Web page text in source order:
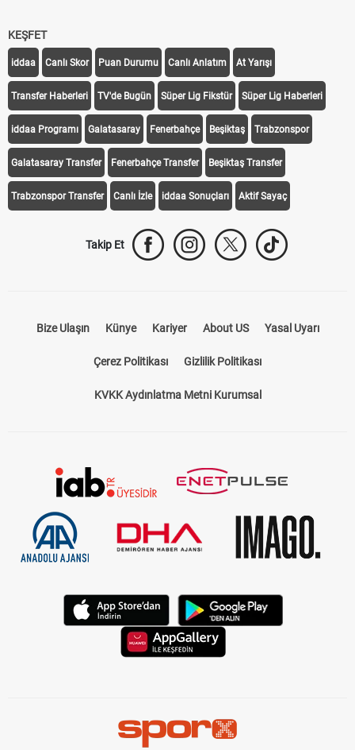
KEŞFET
iddaa Canlı Skor Puan Durumu Canlı Anlatım At Yarışı
Transfer Haberleri TV'de Bugün Süper Lig Fikstür Süper Lig Haberleri
iddaa Programı Galatasaray Fenerbahçe Beşiktaş Trabzonspor
Galatasaray Transfer Fenerbahçe Transfer Beşiktaş Transfer
Trabzonspor Transfer Canlı İzle iddaa Sonuçları Aktif Sayaç
Takip Et
Bize Ulaşın Künye Kariyer About US Yasal Uyarı
Çerez Politikası Gizlilik Politikası
KVKK Aydınlatma Metni Kurumsal